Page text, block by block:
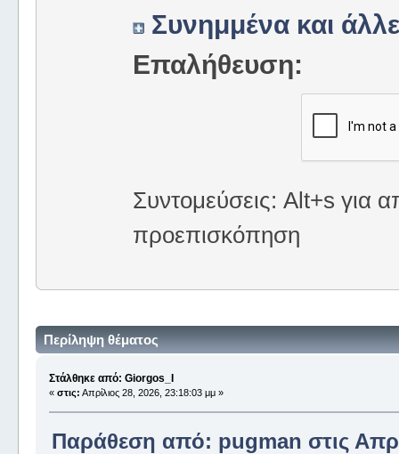
Συνημμένα και
Επαλήθευση:
Συντομεύσεις: Alt+s για
προεπισκόπηση
Περίληψη θέματος
Στάλθηκε από: Giorgos_I
« στις: Απρίλιος 28, 2026, 23:18:03 μμ »
Παράθεση από: pugman στις